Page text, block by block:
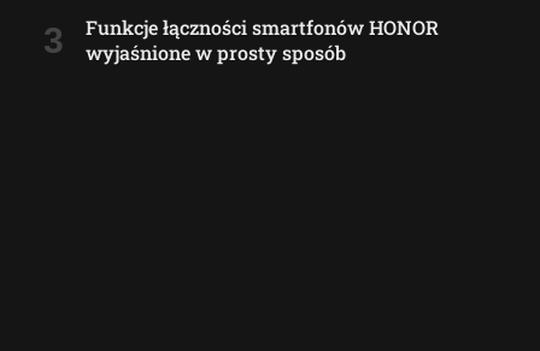
Funkcje łączności smartfonów HONOR
wyjaśnione w prosty sposób